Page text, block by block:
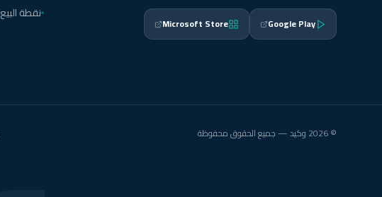
Google Play
Microsoft Store
نقطة البيع POS
© 2026 وكيد — جميع الحقوق محفوظة